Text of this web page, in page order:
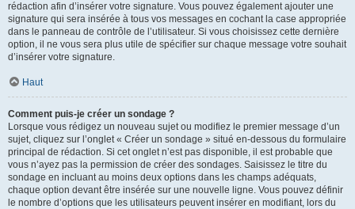
rédaction afin d’insérer votre signature. Vous pouvez également ajouter une
signature qui sera insérée à tous vos messages en cochant la case appropriée
dans le panneau de contrôle de l’utilisateur. Si vous choisissez cette dernière
option, il ne vous sera plus utile de spécifier sur chaque message votre souhait
d’insérer votre signature.
Haut
Comment puis-je créer un sondage ?
Lorsque vous rédigez un nouveau sujet ou modifiez le premier message d’un
sujet, cliquez sur l’onglet « Créer un sondage » situé en-dessous du formulaire
principal de rédaction. Si cet onglet n’est pas disponible, il est probable que
vous n’ayez pas la permission de créer des sondages. Saisissez le titre du
sondage en incluant au moins deux options dans les champs adéquats,
chaque option devant être insérée sur une nouvelle ligne. Vous pouvez définir
le nombre d’options que les utilisateurs peuvent insérer en modifiant, lors du